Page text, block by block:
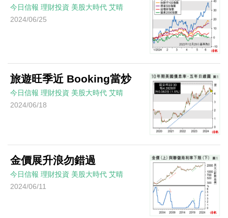
今日信報 理財投資 美股大時代 艾晴
2024/06/25
旅遊旺季近 Booking當炒
今日信報 理財投資 美股大時代 艾晴
2024/06/18
金價展升浪勿錯過
今日信報 理財投資 美股大時代 艾晴
2024/06/11